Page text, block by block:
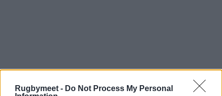
Rugbymeet - Do Not Process My Personal